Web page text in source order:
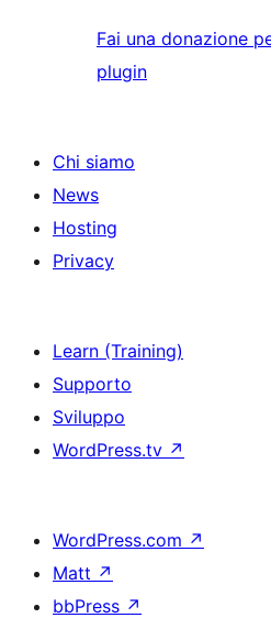
Fai una donazione
plugin
Chi siamo
News
Hosting
Privacy
Learn (Training)
Supporto
Sviluppo
WordPress.tv ↗
WordPress.com ↗
Matt ↗
bbPress ↗